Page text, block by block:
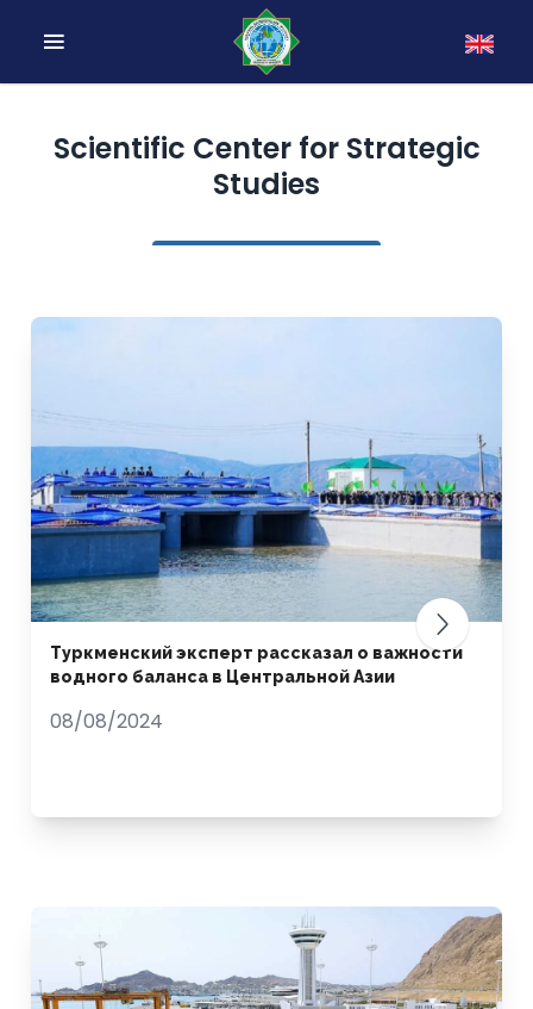
Scientific Center for Strategic
Studies
Туркменский эксперт рассказал о важности
водного баланса в Центральной Азии
08/08/2024